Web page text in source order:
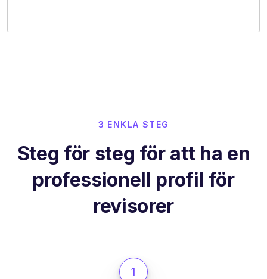
3 ENKLA STEG
Steg för steg för att ha en
professionell profil för
revisorer
1